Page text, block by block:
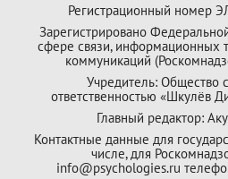
Регистрационный номер
Зарегистрировано
сфере связи, информационных
коммуникаций
Учредитель: Общество
ответственностью «Шкулёв
Главный редактор:
Контактные данные для
числе, для
info@psychologies.ru